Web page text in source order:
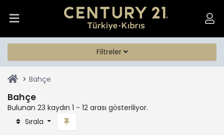
Filtreler
Bahçe
Bahçe
Bulunan 23 kaydın 1 - 12 arası gösteriliyor.
Sırala